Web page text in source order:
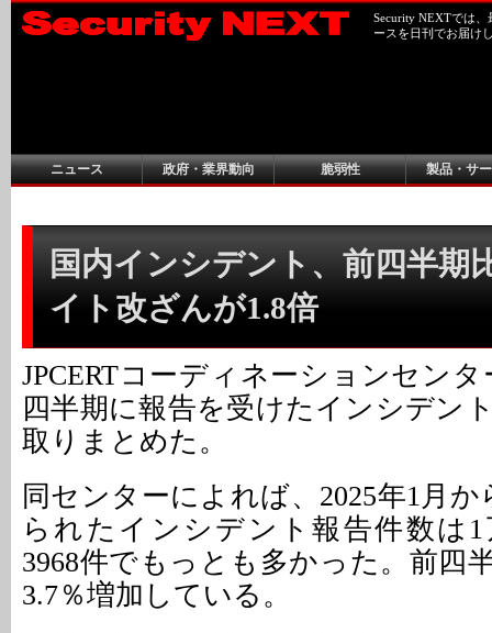
Security NEXTでは
ースを日刊でお届け
ニュース 政府・業界動向 脆弱性 製品・サ
国内インシデント、前四半期
イト改ざんが1.8倍
JPCERTコーディネーションセンタ
四半期に報告を受けたインシデン
取りまとめた。
同センターによれば、2025年1月
られたインシデント報告件数は1
3968件でもっとも多かった。前四
3.7％増加している。